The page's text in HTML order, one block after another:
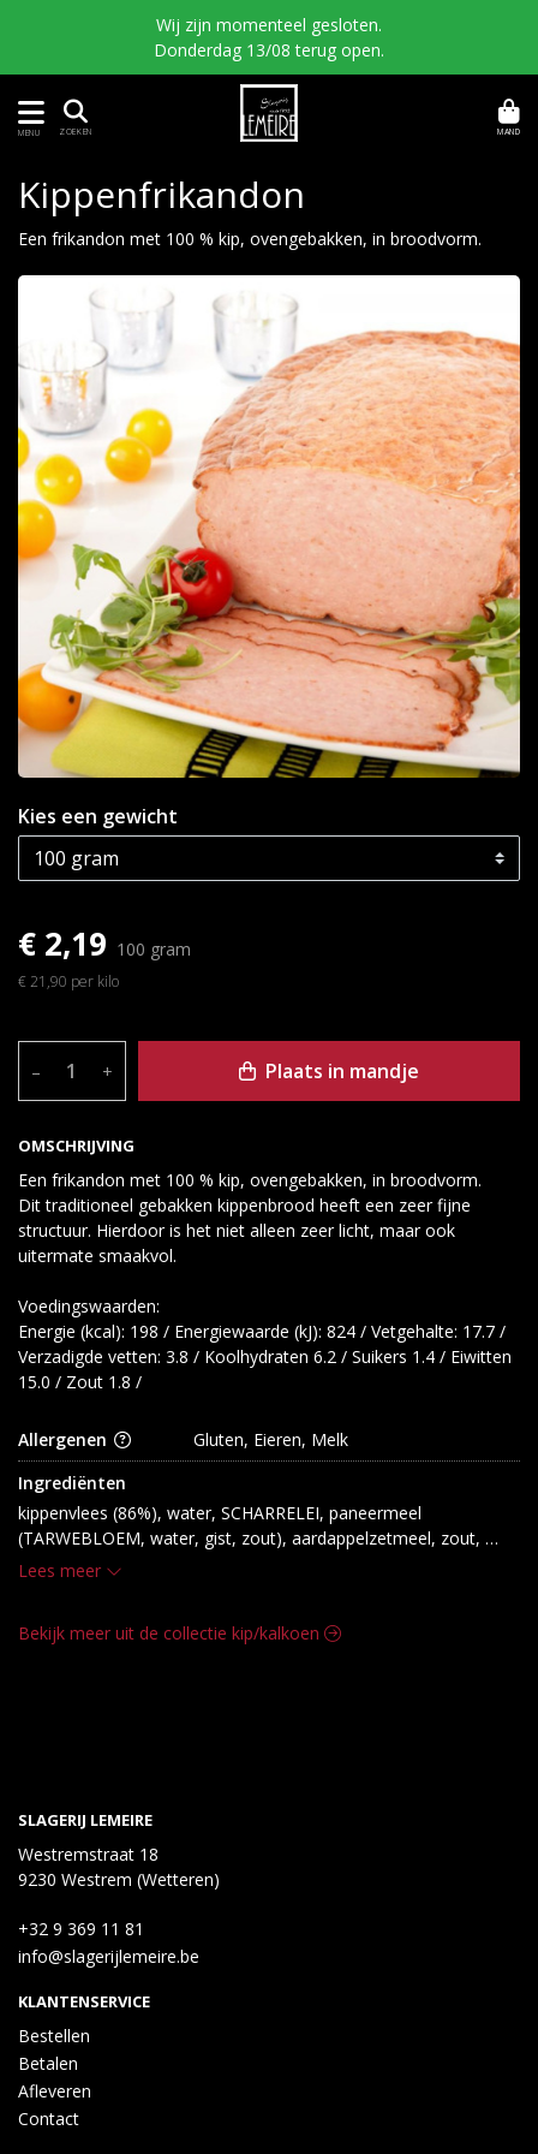
Wij zijn momenteel gesloten.
Donderdag 13/08 terug open.
MENU ZOEKEN MAND
OMSCHRIJVING
Een frikandon met 100 % kip, ovengebakken, in broodvorm.
Dit traditioneel gebakken kippenbrood heeft een zeer fijne
structuur. Hierdoor is het niet alleen zeer licht, maar ook
uitermate smaakvol.
Voedingswaarden:
Energie (kcal): 198 / Energiewaarde (kJ): 824 / Vetgehalte: 17.7 /
Verzadigde vetten: 3.8 / Koolhydraten 6.2 / Suikers 1.4 / Eiwitten
15.0 / Zout 1.8 /
Kippenfrikandon
Een frikandon met 100 % kip, ovengebakken, in broodvorm.
Kies een gewicht
€ 2,19 100 gram
€ 21,90 per kilo
– + Plaats in mandje
Allergenen
Gluten, Eieren, Melk
Ingrediënten
kippenvlees (86%), water, SCHARRELEI, paneermeel
(TARWEBLOEM, water, gist, zout), aardappelzetmeel, zout,
zeezout, dextrose, voedingszuur: E326; stabilisatoren: E451,
antioxidant: E301; citroenolie, conserveermiddelen: E261i, E250.
Lees meer
Bekijk meer uit de collectie kip/kalkoen
SLAGERIJ LEMEIRE
Westremstraat 18
9230 Westrem (Wetteren)
+32 9 369 11 81
info@slagerijlemeire.be
KLANTENSERVICE
Bestellen
Betalen
Afleveren
Contact